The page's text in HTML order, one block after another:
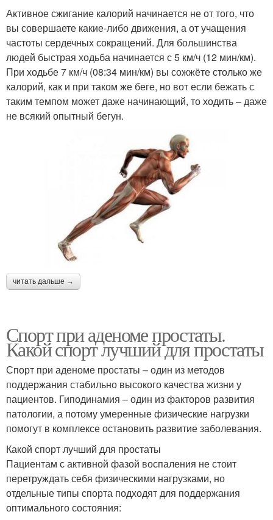
Активное сжигание калорий начинается не от того, что
вы совершаете какие-либо движения, а от учащения
частоты сердечных сокращений. Для большинства
людей быстрая ходьба начинается с 5 км/ч (12 мин/км).
При ходьбе 7 км/ч (08:34 мин/км) вы сожжёте столько же
калорий, как и при таком же беге, но вот если бежать с
таким темпом может даже начинающий, то ходить – даже
не всякий опытный бегун.
читать дальше →
Спорт при аденоме простаты.
Какой спорт лучший для простаты
Спорт при аденоме простаты – один из методов
поддержания стабильно высокого качества жизни у
пациентов. Гиподинамия – один из факторов развития
патологии, а потому умеренные физические нагрузки
помогут в комплексе остановить развитие заболевания.
Какой спорт лучший для простаты
Пациентам с активной фазой воспаления не стоит
перетруждать себя физическими нагрузками, но
отдельные типы спорта подходят для поддержания
оптимального состояния: